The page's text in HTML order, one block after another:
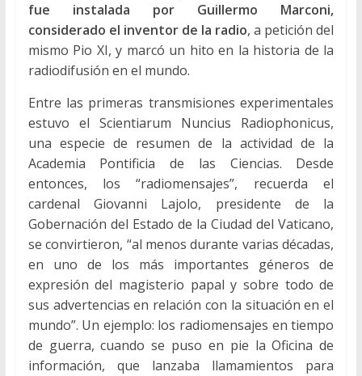
fue instalada por Guillermo Marconi,
considerado el inventor de la radio, a petición del
mismo Pio XI, y marcó un hito en la historia de la
radiodifusión en el mundo.
Entre las primeras transmisiones experimentales
estuvo el Scientiarum Nuncius Radiophonicus,
una especie de resumen de la actividad de la
Academia Pontificia de las Ciencias. Desde
entonces, los “radiomensajes”, recuerda el
cardenal Giovanni Lajolo, presidente de la
Gobernación del Estado de la Ciudad del Vaticano,
se convirtieron, “al menos durante varias décadas,
en uno de los más importantes géneros de
expresión del magisterio papal y sobre todo de
sus advertencias en relación con la situación en el
mundo”. Un ejemplo: los radiomensajes en tiempo
de guerra, cuando se puso en pie la Oficina de
información, que lanzaba llamamientos para